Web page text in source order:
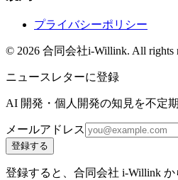
プライバシーポリシー
© 2026 合同会社i-Willink. All rights
ニュースレターに登録
AI 開発・個人開発の知見を不定
メールアドレス
登録する
登録すると、合同会社 i-Willink